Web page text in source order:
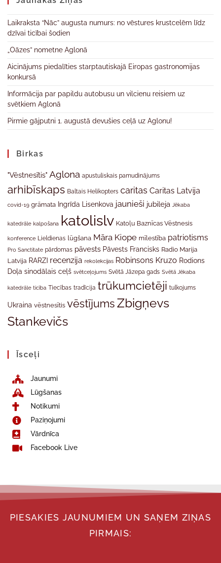
Laikraksta “Nāc” augusta numurs: no vēstures krustcelēm līdz
dzīvai ticībai šodien
„Oāzes” nometne Aglonā
Aicinājums piedalīties starptautiskajā Eiropas gastronomijas
konkursā
Informācija par papildu autobusu un vilcienu reisiem uz
svētkiem Aglonā
Pirmie gājputni 1. augustā devušies ceļā uz Aglonu!
Birkas
"Vēstnesītis" Aglona apustuliskais pamudinājums
arhibīskaps Baltais Helikopters caritas Caritas Latvija
covid-19 grāmata Ingrīda Lisenkova jaunieši jubileja Jēkaba
katedrāle kalpošana katolislv Katoļu Baznīcas Vēstnesis
konference Lieldienas lūgšana Māra Kiope mīlestība patriotisms
Pro Sanctitate pārdomas pāvests Pāvests Francisks Radio Marija
Latvija RARZI recenzija rekolekcijas Robinsons Kruzo Rodions
Doļa sinodālais ceļš svētceļojums Svētā Jāzepa gads Svētā Jēkaba
katedrāle ticība Tiecības tradīcija trūkumcietēji tulkojums
Ukraina vēstnesītis vēstījumsZbigņevs
Stankevičs
Īsceļi
Jaunumi
Lūgšanas
Notikumi
Paziņojumi
Vārdnīca
Facebook Live
PIESAKIES JAUNUMIEM UN SAŅEM ZIŅAS
PIRMAIS: